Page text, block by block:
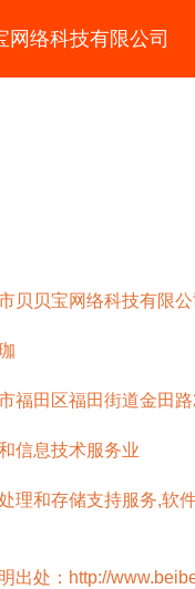
网络科技有限公司
贝贝宝网络科技有限公
福田区福田街道金田
信息技术服务业
理和存储支持服务,软
出处：http://